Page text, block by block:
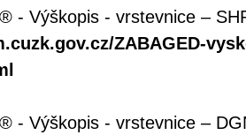
- Výškopis - vrstevnice –
ZABAGED-
- Výškopis - vrstevnice –